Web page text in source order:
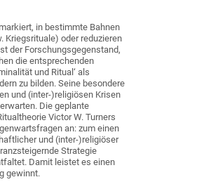
in bestimmte Bahnen
Kriegsrituale) oder reduzieren
der Forschungsgegenstand,
die entsprechenden
und Ritual‘ als
zu bilden. Seine besondere
und (inter-)religiösen Krisen
Die geplante
Victor W. Turners
an: zum einen
und (inter-)‌religiöser
Strategie
Damit leistet es einen
gewinnt.